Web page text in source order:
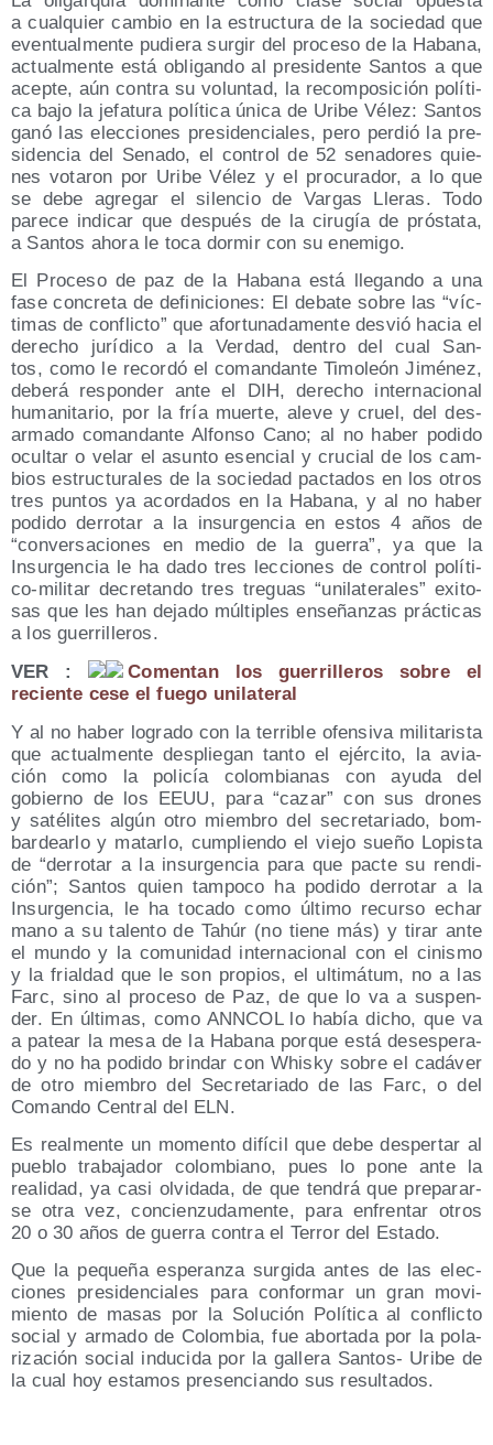
a cual­quier cam­bio en la estruc­tu­ra de la socie­dad que
even­tual­men­te pudie­ra sur­gir del pro­ce­so de la Haba­na,
actual­men­te está obli­gan­do al pre­si­den­te San­tos a que
acep­te, aún con­tra su volun­tad, la recom­po­si­ción polí­ti­
ca bajo la jefa­tu­ra polí­ti­ca úni­ca de Uri­be Vélez: San­tos
ganó las elec­cio­nes pre­si­den­cia­les, pero per­dió la pre­
si­den­cia del Sena­do, el con­trol de 52 sena­do­res quie­
nes vota­ron por Uri­be Vélez y el pro­cu­ra­dor, a lo que
se debe agre­gar el silen­cio de Var­gas Lle­ras. Todo
pare­ce indi­car que des­pués de la ciru­gía de prós­ta­ta,
a San­tos aho­ra le toca dor­mir con su enemigo.
El Pro­ce­so de paz de la Haba­na está lle­gan­do a una
fase con­cre­ta de defi­ni­cio­nes: El deba­te sobre las “víc­
ti­mas de con­flic­to” que afor­tu­na­da­men­te des­vió hacia el
dere­cho jurí­di­co a la Ver­dad, den­tro del cual San­
tos, como le recor­dó el coman­dan­te Timo­león Jimé­nez,
debe­rá res­pon­der ante el DIH, dere­cho inter­na­cio­nal
huma­ni­ta­rio, por la fría muer­te, ale­ve y cruel, del des­
ar­ma­do coman­dan­te Alfon­so Cano; al no haber podi­do
ocul­tar o velar el asun­to esen­cial y cru­cial de los cam­
bios estruc­tu­ra­les de la socie­dad pac­ta­dos en los otros
tres pun­tos ya acor­da­dos en la Haba­na, y al no haber
podi­do derro­tar a la insur­gen­cia en estos 4 años de
“con­ver­sa­cio­nes en medio de la gue­rra”, ya que la
Insur­gen­cia le ha dado tres lec­cio­nes de con­trol polí­ti­
co-mili­tar decre­tan­do tres tre­guas “uni­la­te­ra­les” exi­to­
sas que les han deja­do múl­ti­ples ense­ñan­zas prác­ti­cas
a los guerrilleros.
VER :
Comen­tan los gue­rri­lle­ros sobre el
recien­te cese el fue­go unilateral
Y al no haber logra­do con la terri­ble ofen­si­va mili­ta­ris­ta
que actual­men­te des­plie­gan tan­to el ejér­ci­to, la avia­
ción como la poli­cía colom­bia­nas con ayu­da del
gobierno de los EEUU, para “cazar” con sus dro­nes
y saté­li­tes algún otro miem­bro del secre­ta­ria­do, bom­
bar­dear­lo y matar­lo, cum­plien­do el vie­jo sue­ño Lopis­ta
de “derro­tar a la insur­gen­cia para que pac­te su ren­di­
ción”; San­tos quien tam­po­co ha podi­do derro­tar a la
Insur­gen­cia, le ha toca­do como últi­mo recur­so echar
mano a su talen­to de Tahúr (no tie­ne más) y tirar ante
el mun­do y la comu­ni­dad inter­na­cio­nal con el cinis­mo
y la frial­dad que le son pro­pios, el ulti­má­tum, no a las
Farc, sino al pro­ce­so de Paz, de que lo va a sus­pen­
der. En últi­mas, como ANNCOL lo había dicho, que va
a patear la mesa de la Haba­na por­que está deses­pe­ra­
do y no ha podi­do brin­dar con Whisky sobre el cadá­ver
de otro miem­bro del Secre­ta­ria­do de las Farc, o del
Coman­do Cen­tral del ELN.
Es real­men­te un momen­to difí­cil que debe des­per­tar al
pue­blo tra­ba­ja­dor colom­biano, pues lo pone ante la
reali­dad, ya casi olvi­da­da, de que ten­drá que pre­pa­rar­
se otra vez, con­cien­zu­da­men­te, para enfren­tar otros
20 o 30 años de gue­rra con­tra el Terror del Estado.
Que la peque­ña espe­ran­za sur­gi­da antes de las elec­
cio­nes pre­si­den­cia­les para con­for­mar un gran movi­
mien­to de masas por la Solu­ción Polí­ti­ca al con­flic­to
social y arma­do de Colom­bia, fue abor­ta­da por la pola­
ri­za­ción social indu­ci­da por la galle­ra San­tos- Uri­be de
la cual hoy esta­mos pre­sen­cian­do sus resultados.